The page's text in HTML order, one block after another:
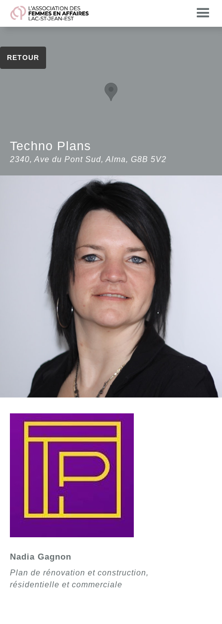
Techno Plans
2340, Ave du Pont Sud, Alma, G8B 5V2
RETOUR
Nadia Gagnon
Plan de rénovation et construction,
résidentielle et commerciale